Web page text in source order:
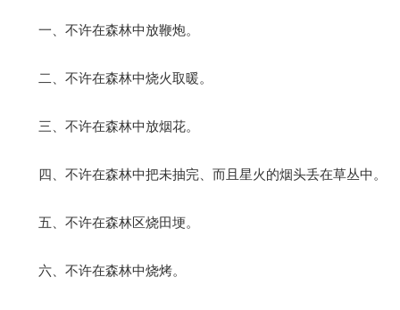
一、不许在森林中放鞭炮。
二、不许在森林中烧火取暖。
三、不许在森林中放烟花。
四、不许在森林中把未抽完、而且星火的烟头丢在草丛中。
五、不许在森林区烧田埂。
六、不许在森林中烧烤。